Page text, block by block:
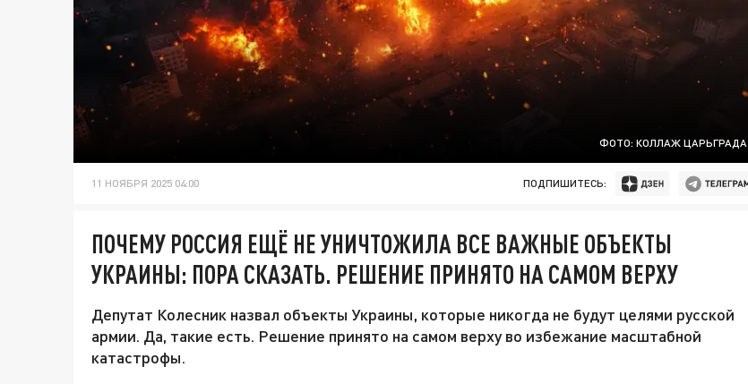
ФОТО: КОЛЛАЖ ЦАРЬГРАДА
11 НОЯБРЯ 2025 04:00 ПОДПИШИТЕСЬ:
ПОЧЕМУ РОССИЯ ЕЩЁ НЕ УНИЧТОЖИЛА ВСЕ ВАЖНЫЕ ОБЪЕКТЫ
УКРАИНЫ: ПОРА СКАЗАТЬ. РЕШЕНИЕ ПРИНЯТО НА САМОМ ВЕРХУ
Депутат Колесник назвал объекты Украины, которые никогда не будут целями русской
армии. Да, такие есть. Решение принято на самом верху во избежание масштабной
катастрофы.